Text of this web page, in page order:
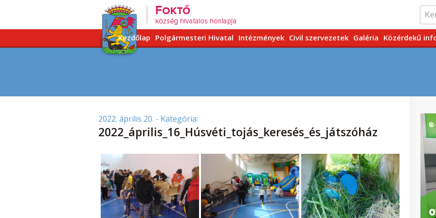
Kezdőlap Polgármesteri Hivatal Intézmények Civil szervezetek Galéria Közérdekű
2022. április 20. - Kategória:
2022_április_16_Húsvéti_tojás_keresés_és_játszóház